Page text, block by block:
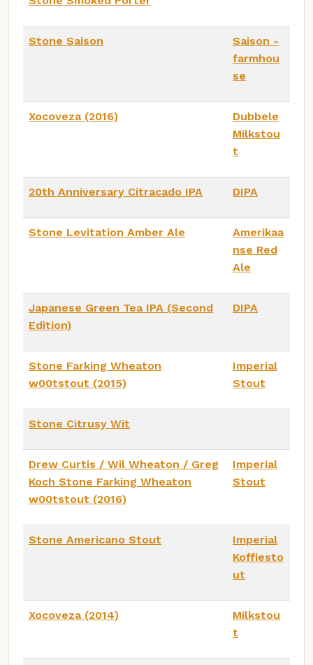
Stone Saison
Saison -
farmhou
se
Xocoveza (2016)
Dubbele
Milkstou
t
20th Anniversary Citracado IPA DIPA
Stone Levitation Amber Ale
Amerikaa
nse Red
Ale
Japanese Green Tea IPA (Second
Edition)
DIPA
Stone Farking Wheaton
w00tstout (2015)
Imperial
Stout
Stone Citrusy Wit
Drew Curtis / Wil Wheaton / Greg
Koch Stone Farking Wheaton
w00tstout (2016)
Imperial
Stout
Stone Americano Stout
Imperial
Koffiesto
ut
Xocoveza (2014)
Milkstou
t